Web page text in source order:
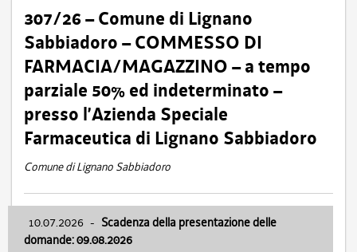
307/26 – Comune di Lignano
Sabbiadoro – COMMESSO DI
FARMACIA/MAGAZZINO – a tempo
parziale 50% ed indeterminato –
presso l’Azienda Speciale
Farmaceutica di Lignano Sabbiadoro
Comune di Lignano Sabbiadoro
10.07.2026 - Scadenza della presentazione delle
domande: 09.08.2026